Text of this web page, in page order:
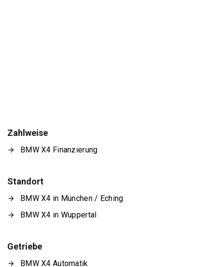
Zahlweise
BMW X4 Finanzierung
Standort
BMW X4 in München / Eching
BMW X4 in Wuppertal
Getriebe
BMW X4 Automatik